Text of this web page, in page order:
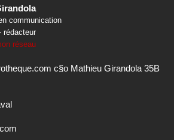
communication
rédacteur
réseau
c§o Mathieu Girandola 35B